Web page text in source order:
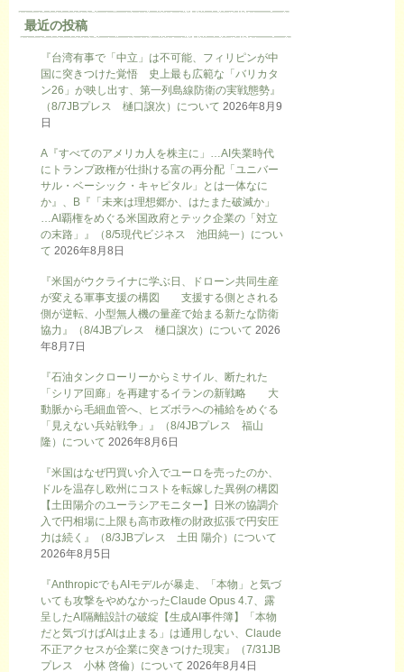
最近の投稿
『台湾有事で「中立」は不可能、フィリピンが中
国に突きつけた覚悟 史上最も広範な「バリカタ
ン26」が映し出す、第一列島線防衛の実戦態勢』
（8/7JBプレス 樋口譲次）について 2026年8月9
日
A『すべてのアメリカ人を株主に」…AI失業時代
にトランプ政権が仕掛ける富の再分配「ユニバー
サル・ベーシック・キャピタル」とは一体なに
か』、B『「未来は理想郷か、はたまた破滅か」
…AI覇権をめぐる米国政府とテック企業の「対立
の末路」』（8/5現代ビジネス 池田純一）につい
て 2026年8月8日
『米国がウクライナに学ぶ日、ドローン共同生産
が変える軍事支援の構図 支援する側とされる
側が逆転、小型無人機の量産で始まる新たな防衛
協力』（8/4JBプレス 樋口譲次）について 2026
年8月7日
『石油タンクローリーからミサイル、断たれた
「シリア回廊」を再建するイランの新戦略 大
動脈から毛細血管へ、ヒズボラへの補給をめぐる
「見えない兵站戦争」』（8/4JBプレス 福山
隆）について 2026年8月6日
『米国はなぜ円買い介入でユーロを売ったのか、
ドルを温存し欧州にコストを転嫁した異例の構図
【土田陽介のユーラシアモニター】日米の協調介
入で円相場に上限も高市政権の財政拡張で円安圧
力は続く』（8/3JBプレス 土田 陽介）について
2026年8月5日
『AnthropicでもAIモデルが暴走、「本物」と気づ
いても攻撃をやめなかったClaude Opus 4.7、露
呈したAI隔離設計の破綻【生成AI事件簿】「本物
だと気づけばAIは止まる」は通用しない、Claude
不正アクセスが企業に突きつけた現実』（7/31JB
プレス 小林 啓倫）について 2026年8月4日